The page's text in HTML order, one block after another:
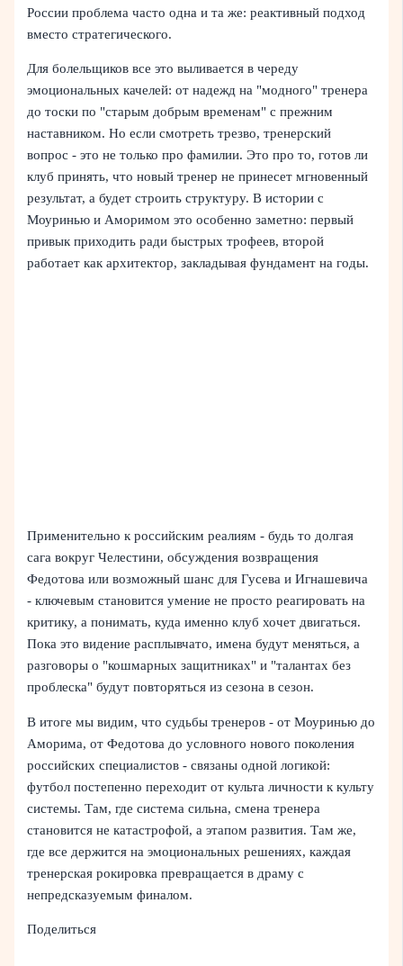
России проблема часто одна и та же: реактивный подход
вместо стратегического.
Для болельщиков все это выливается в череду
эмоциональных качелей: от надежд на "модного" тренера
до тоски по "старым добрым временам" с прежним
наставником. Но если смотреть трезво, тренерский
вопрос - это не только про фамилии. Это про то, готов ли
клуб принять, что новый тренер не принесет мгновенный
результат, а будет строить структуру. В истории с
Моуринью и Аморимом это особенно заметно: первый
привык приходить ради быстрых трофеев, второй
работает как архитектор, закладывая фундамент на годы.
Применительно к российским реалиям - будь то долгая
сага вокруг Челестини, обсуждения возвращения
Федотова или возможный шанс для Гусева и Игнашевича
- ключевым становится умение не просто реагировать на
критику, а понимать, куда именно клуб хочет двигаться.
Пока это видение расплывчато, имена будут меняться, а
разговоры о "кошмарных защитниках" и "талантах без
проблеска" будут повторяться из сезона в сезон.
В итоге мы видим, что судьбы тренеров - от Моуринью до
Аморима, от Федотова до условного нового поколения
российских специалистов - связаны одной логикой:
футбол постепенно переходит от культа личности к культу
системы. Там, где система сильна, смена тренера
становится не катастрофой, а этапом развития. Там же,
где все держится на эмоциональных решениях, каждая
тренерская рокировка превращается в драму с
непредсказуемым финалом.
Поделиться